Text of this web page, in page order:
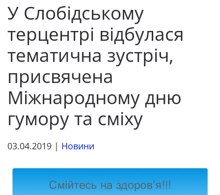
У Слобідському
терцентрі відбулася
тематична зустріч,
присвячена
Міжнародному дню
гумору та сміху
03.04.2019 | Новини